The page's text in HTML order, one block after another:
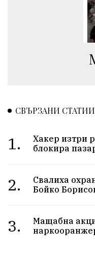
СВЪРЗАНИ СТАТИИ
1.
Хакер изтри
блокира
2.
Свалиха
Бойко
3.
Мащабна